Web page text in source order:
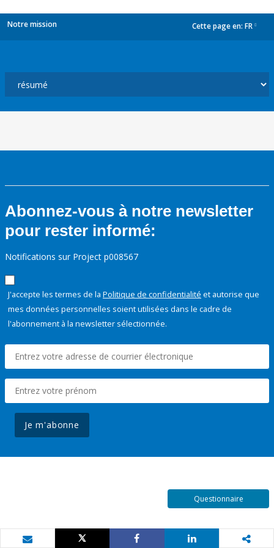
Notre mission Cette page en: FR
Abonnez-vous à notre newsletter
pour rester informé:
Notifications sur Project p008567
J'accepte les termes de la Politique de confidentialité et autorise que
mes données personnelles soient utilisées dans le cadre de
l'abonnement à la newsletter sélectionnée.
Je m'abonne
Questionnaire